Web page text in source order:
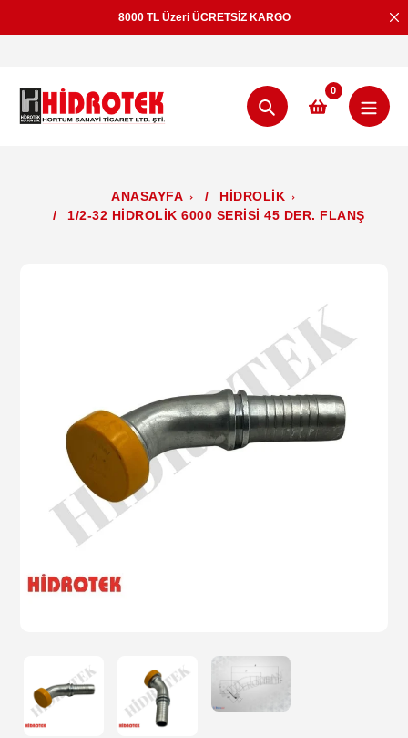
geç
8000 TL Üzeri ÜCRETSİZ KARGO
Aramak
0
ANASAYFA /
HİDROLİK
/
1/2-32 HİDROLİK 6000 SERİSİ 45 DER. FLANŞ